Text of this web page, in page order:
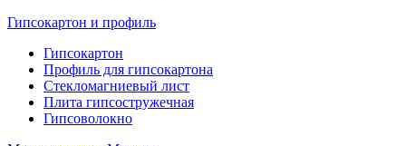
Гипсокартон и профиль
Гипсокартон
Профиль для гипсокартона
Стекломагниевый лист
Плита гипсостружечная
Гипсоволокно